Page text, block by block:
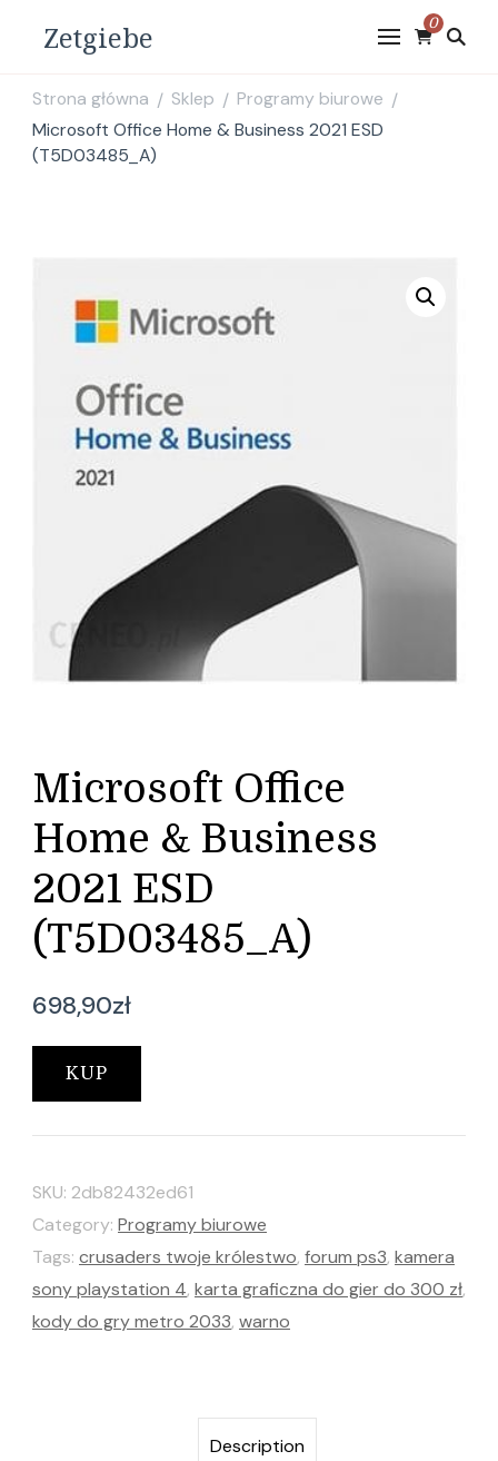
Zetgiebe 0
Strona główna / Sklep / Programy biurowe /
Microsoft Office Home & Business 2021 ESD
(T5D03485_A)
Microsoft Office
Home & Business
2021 ESD
(T5D03485_A)
698,90zł
KUP
SKU: 2db82432ed61
Category: Programy biurowe
Tags: crusaders twoje królestwo, forum ps3, kamera
sony playstation 4, karta graficzna do gier do 300 zł,
kody do gry metro 2033, warno
Description